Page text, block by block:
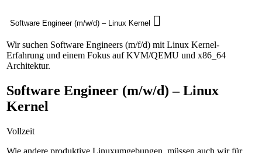
Software Engineer (m/w/d) – Linux Kernel
Wir suchen Software Engineers (m/f/d) mit Linux Kernel-
Erfahrung und einem Fokus auf KVM/QEMU und x86_64
Architektur.
Software Engineer (m/w/d) – Linux
Kernel
Vollzeit
Wie andere produktive Linuxumgebungen, müssen auch wir für